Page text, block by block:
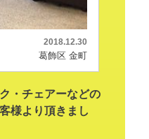
2018.12.30
葛飾区 金町
・チェアーなどの
様より頂きまし